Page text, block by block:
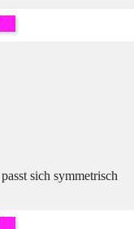
sich symmetrisch